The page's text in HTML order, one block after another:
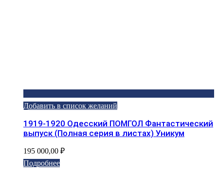
Добавить в список желаний
1919-1920 Одесский ПОМГОЛ Фантастический
выпуск (Полная серия в листах) Уникум
195 000,00 ₽
Подробнее